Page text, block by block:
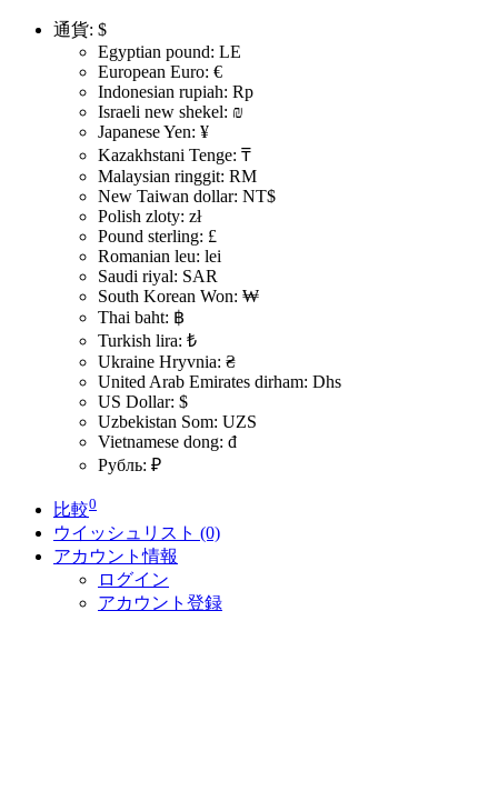
通貨: $
Egyptian pound: LE
European Euro: €
Indonesian rupiah: Rp
Israeli new shekel: ₪
Japanese Yen: ¥
Kazakhstani Tenge: ₸
Malaysian ringgit: RM
New Taiwan dollar: NT$
Polish zloty: zł
Pound sterling: £
Romanian leu: lei
Saudi riyal: SAR
South Korean Won: ₩
Thai baht: ฿
Turkish lira: ₺
Ukraine Hryvnia: ₴
United Arab Emirates dirham: Dhs
US Dollar: $
Uzbekistan Som: UZS
Vietnamese dong: đ
Рубль: ₽
比較0
ウイッシュリスト (0)
アカウント情報
ログイン
アカウント登録